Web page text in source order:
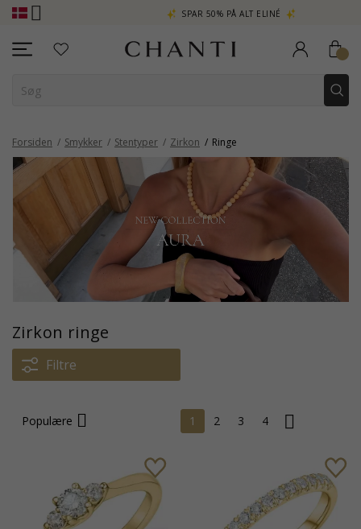
SPAR 50% PÅ ALT ELINÉ
Forsiden Smykker Stentyper Zirkon Ringe
Zirkon ringe
Filtre
Populære 1 2 3 4